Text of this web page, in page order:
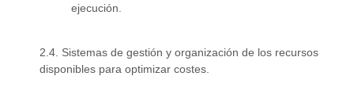
ejecución.
2.4. Sistemas de gestión y organización de los recursos
disponibles para optimizar costes.